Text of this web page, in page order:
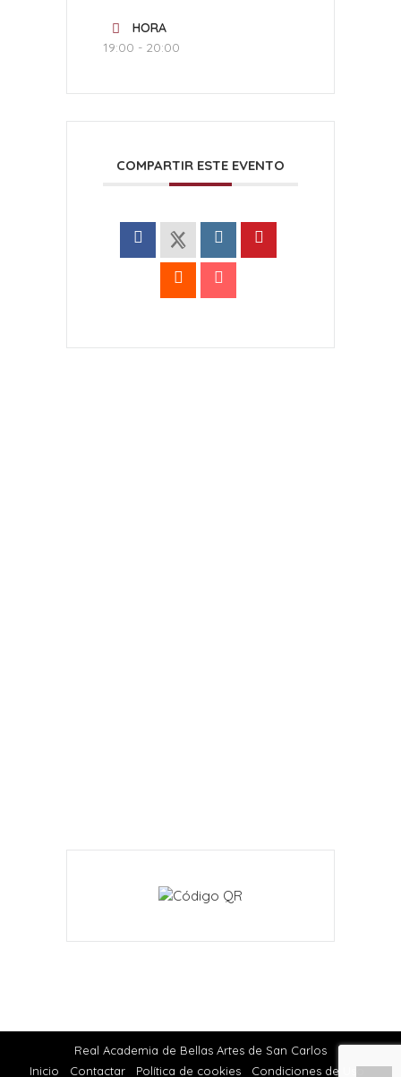
HORA
19:00 - 20:00
COMPARTIR ESTE EVENTO
Real Academia de Bellas Artes de San Carlos
Inicio
Contactar Política de cookies Condiciones de Uso